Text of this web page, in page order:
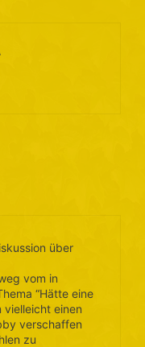
über
vom in
“Hätte eine
vielleicht einen
verschaffen
zu